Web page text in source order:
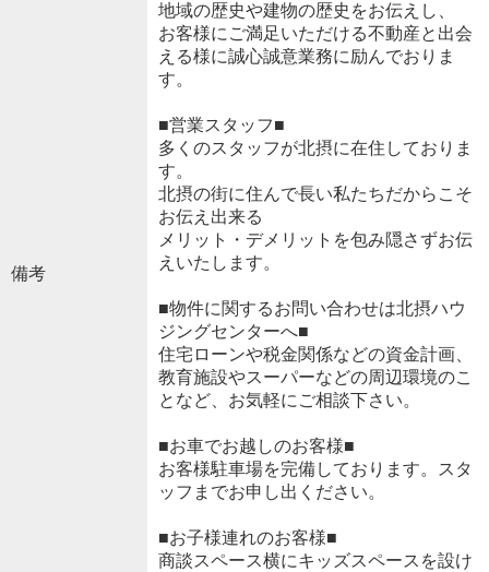
備考
地域の歴史や建物の歴史をお伝えし、
お客様にご満足いただける不動産と出会
える様に誠心誠意業務に励んでおりま
す。
■営業スタッフ■
多くのスタッフが北摂に在住しておりま
す。
北摂の街に住んで長い私たちだからこそ
お伝え出来る
メリット・デメリットを包み隠さずお伝
えいたします。
■物件に関するお問い合わせは北摂ハウ
ジングセンターへ■
住宅ローンや税金関係などの資金計画、
教育施設やスーパーなどの周辺環境のこ
となど、お気軽にご相談下さい。
■お車でお越しのお客様■
お客様駐車場を完備しております。スタ
ッフまでお申し出ください。
■お子様連れのお客様■
商談スペース横にキッズスペースを設け